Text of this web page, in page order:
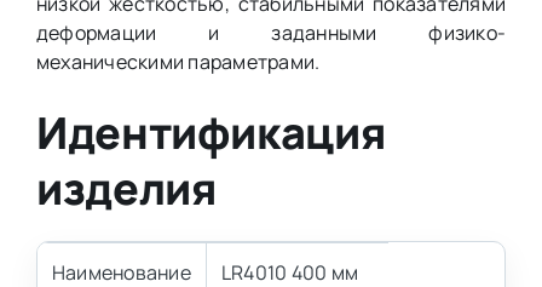
деформации и заданными физико-
механическими параметрами.
Идентификация
изделия
Наименование LR4010 400 мм